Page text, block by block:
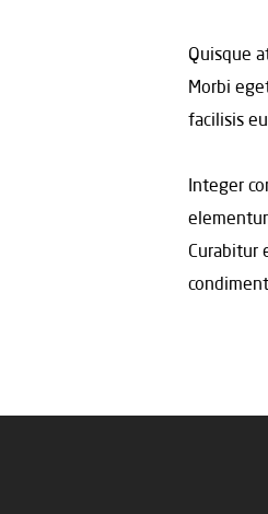
Quisque
Morbi
facilisis
Integer
Curabitur